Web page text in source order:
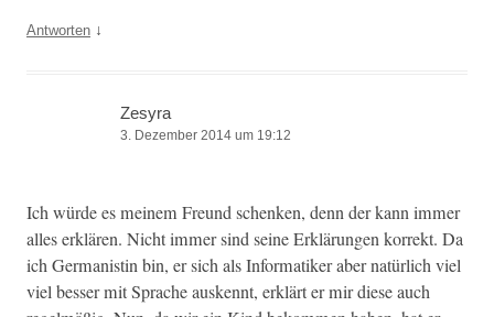
Antworten ↓
Zesyra
3. Dezember 2014 um 19:12
Ich würde es meinem Fre­und schenken, denn der kann immer
alles erk­lären. Nicht immer sind seine Erk­lärun­gen kor­rekt. Da
ich Ger­man­istin bin, er sich als Infor­matik­er aber natür­lich viel
viel bess­er mit Sprache ausken­nt, erk­lärt er mir diese auch